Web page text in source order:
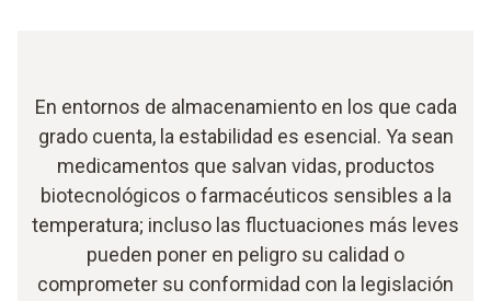
En entornos de almacenamiento en los que cada
grado cuenta, la estabilidad es esencial. Ya sean
medicamentos que salvan vidas, productos
biotecnológicos o farmacéuticos sensibles a la
temperatura; incluso las fluctuaciones más leves
pueden poner en peligro su calidad o
comprometer su conformidad con la legislación